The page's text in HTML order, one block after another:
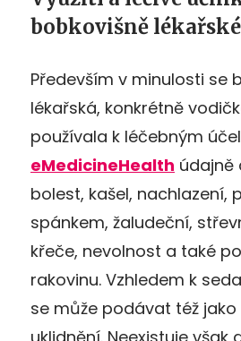
bobkovišně lékařské
Především v minulosti se
lékařská, konkrétně
používala k léčebným
eMedicineHealth údajně
bolest, kašel, nachlazení,
spánkem, žaludeční,
křeče, nevolnost a také
rakovinu. Vzhledem k
se může podávat též